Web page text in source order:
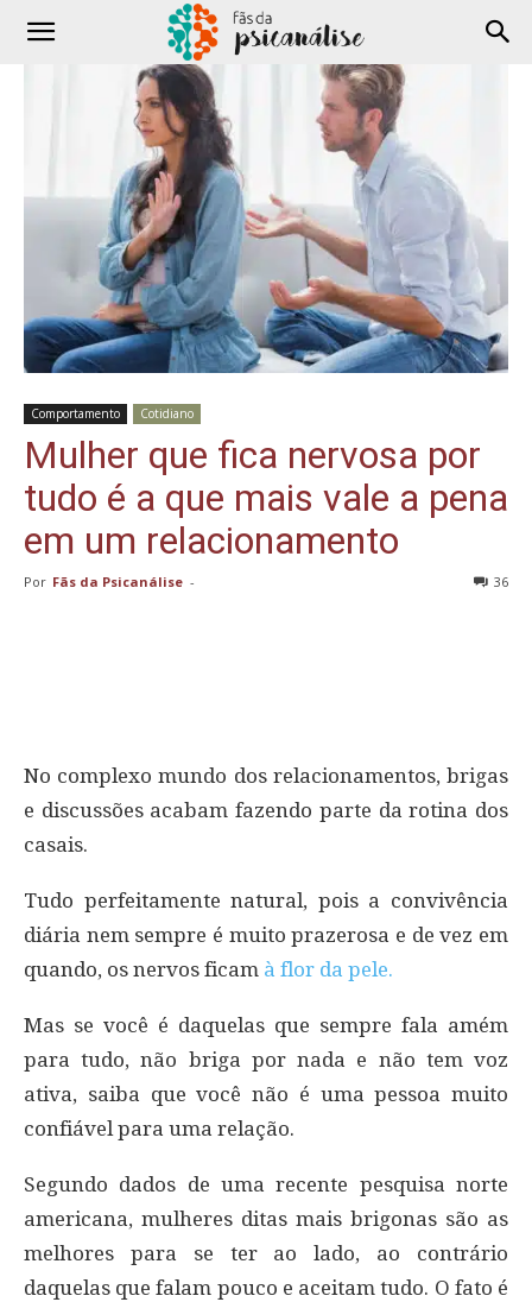
Comportamento Cotidiano
Mulher que fica nervosa por
tudo é a que mais vale a pena
em um relacionamento
Por Fãs da Psicanálise - 36
No complexo mundo dos relacionamentos, brigas
e discussões acabam fazendo parte da rotina dos
casais.
Tudo perfeitamente natural, pois a convivência
diária nem sempre é muito prazerosa e de vez em
quando, os nervos ficam à flor da pele.
Mas se você é daquelas que sempre fala amém
para tudo, não briga por nada e não tem voz
ativa, saiba que você não é uma pessoa muito
confiável para uma relação.
Segundo dados de uma recente pesquisa norte
americana, mulheres ditas mais brigonas são as
melhores para se ter ao lado, ao contrário
daquelas que falam pouco e aceitam tudo. O fato é